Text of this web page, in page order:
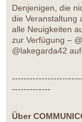
Denjenigen, die
die Veranstaltung
alle Neuigkeiten
zur Verfügung –
@lakegarda42
-------------
Über